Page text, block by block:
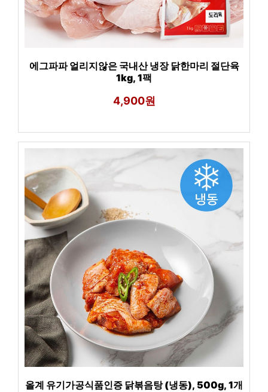
에그파파 얼리지않은 국내산 냉장 닭한마리 절단육
1kg, 1팩
4,900원
올계 유기가공식품인증 닭볶음탕 (냉동), 500g, 1개